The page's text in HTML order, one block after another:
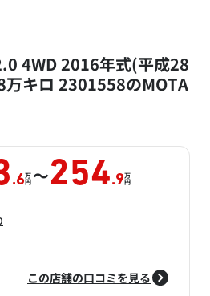
4WD 2016年式(平成28
キロ 2301558のMOTA
.6万
円 ～254.9万
円
この店舗の口コミを見る